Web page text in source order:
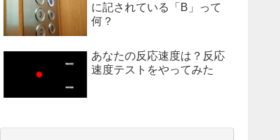
に記されている「B」って
何？
あなたの反応速度は？反応
速度テストをやってみた